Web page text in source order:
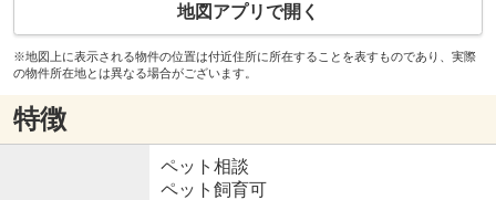
地図アプリで開く
※地図上に表示される物件の位置は付近住所に所在することを表すものであり、実際
の物件所在地とは異なる場合がございます。
特徴
ペット相談
ペット飼育可